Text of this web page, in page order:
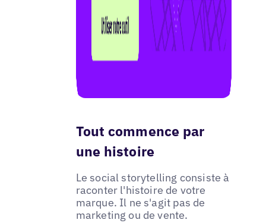
Tout commence par
une histoire
Le social storytelling consiste à
raconter l'histoire de votre
marque. Il ne s'agit pas de
marketing ou de vente.